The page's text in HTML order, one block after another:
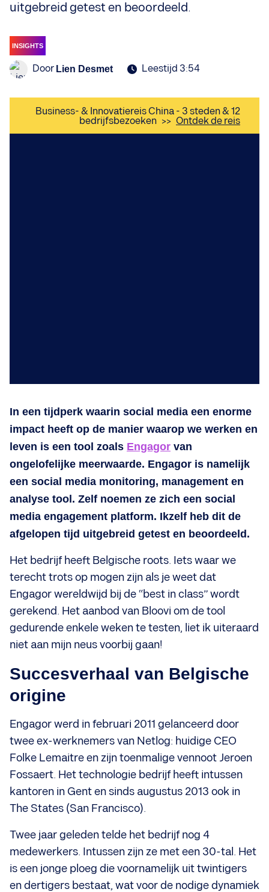
uitgebreid getest en beoordeeld.
INSIGHTS
Door Lien Desmet Leestijd 3:54
Business- & Innovatiereis China - 3 steden & 12
bedrijfsbezoeken >> Ontdek de reis
In een tijdperk waarin social media een enorme
impact heeft op de manier waarop we werken en
leven is een tool zoals Engagor van
ongelofelijke meerwaarde. Engagor is namelijk
een social media monitoring, management en
analyse tool. Zelf noemen ze zich een social
media engagement platform. Ikzelf heb dit de
afgelopen tijd uitgebreid getest en beoordeeld.
Het bedrijf heeft Belgische roots. Iets waar we
terecht trots op mogen zijn als je weet dat
Engagor wereldwijd bij de “best in class” wordt
gerekend. Het aanbod van Bloovi om de tool
gedurende enkele weken te testen, liet ik uiteraard
niet aan mijn neus voorbij gaan!
Succesverhaal van Belgische
origine
Engagor werd in februari 2011 gelanceerd door
twee ex-werknemers van Netlog: huidige CEO
Folke Lemaitre en zijn toenmalige vennoot Jeroen
Fossaert. Het technologie bedrijf heeft intussen
kantoren in Gent en sinds augustus 2013 ook in
The States (San Francisco).
Twee jaar geleden telde het bedrijf nog 4
medewerkers. Intussen zijn ze met een 30-tal. Het
is een jonge ploeg die voornamelijk uit twintigers
en dertigers bestaat, wat voor de nodige dynamiek